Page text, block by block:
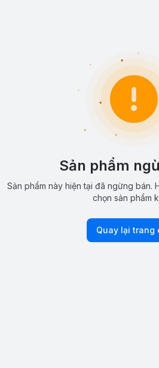
Sản phẩm
Sản phẩm này hiện tại đã ngừng bán.
chọn sản phẩm
Quay lại trang